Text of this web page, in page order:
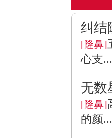
纠结
[隆鼻]
心支...
无数
[隆鼻]
的颜...